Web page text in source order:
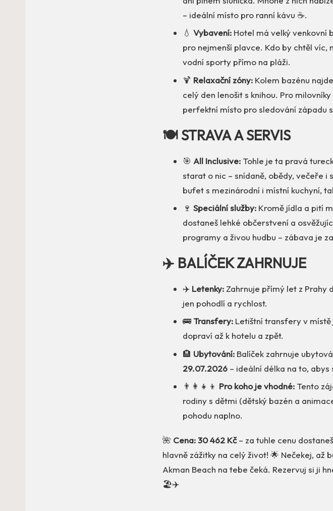
– ideální místo pro ranní kávu ☕.
💧 Vybavení: Hotel má velký venkovní
pro nejmenší plavce. Kdo by chtěl
vodní sporty přímo na pláži.
🍹 Relaxační zóny: Kolem bazénu
celý den lenošit s knihou. Pro
perfektní místo pro sledování západu
🍽️ STRAVA A SERVIS
🎯 All Inclusive: Tohle je ta pravá
starat o nic – snídaně, obědy, večeře i
bufet s mezinárodní i místní kuchyní,
🍷 Speciální služby: Kromě jídla a pití
dostaneš lehké občerstvení a
programy a živou hudbu – zábava je
✈️ BALÍČEK ZAHRNUJE
✈️ Letenky: Zahrnuje přímý let z Prahy
jen pohodlí a rychlost.
🚌 Transfery: Letištní transfery v
dopraví až k hotelu a zpět.
🏨 Ubytování: Balíček zahrnuje
29.07.2026 – ideální délka na to,
👨‍👩‍👧‍👦 Pro koho je vhodné: Tento
rodiny s dětmi (dětský bazén a
pohodu naplno.
🌺 Cena: 30 462 Kč– za tuhle cenu
hlavně zážitky na celý život! 🌟 Nečekej, až
Akman Beach na tebe čeká. Rezervuj si ji
🏖️✈️